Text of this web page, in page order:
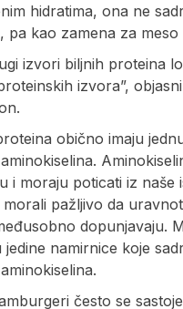
hidratima, ona ne
pa kao zamena za meso
izvori biljnih proteina
izvora”,
obično imaju
i moraju poticati iz naše
morali pažljivo da
dopunjavaju.
jedine namirnice koje
često se